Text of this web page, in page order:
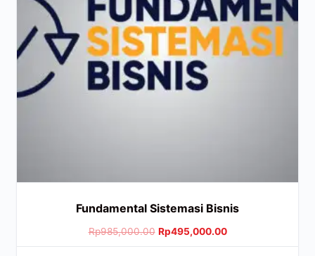
Fundamental Sistemasi Bisnis
Rp985,000.00 Rp495,000.00